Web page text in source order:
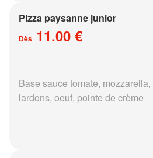
Pizza paysanne junior
Dès 11.00 €
Base sauce tomate,
lardons, oeuf, pointe de crème